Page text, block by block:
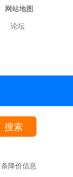
网站地图
论坛
搜索
条降价信息